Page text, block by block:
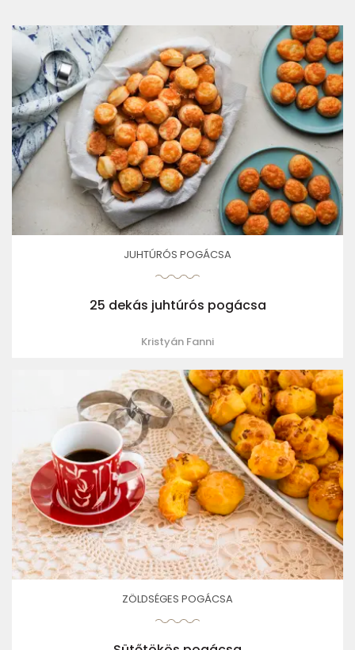
JUHTÚRÓS POGÁCSA
25 dekás juhtúrós pogácsa
Kristyán Fanni
ZÖLDSÉGES POGÁCSA